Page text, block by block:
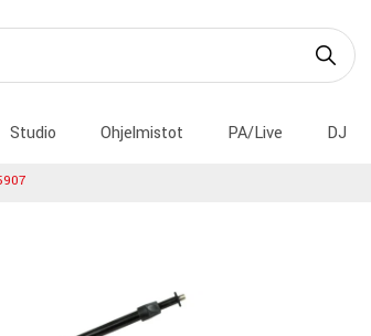
Studio Ohjelmistot PA/Live DJ